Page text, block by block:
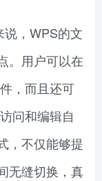
，WPS的文
。用户可以在
，而且还可
问和编辑自
，不仅能够提
无缝切换，真